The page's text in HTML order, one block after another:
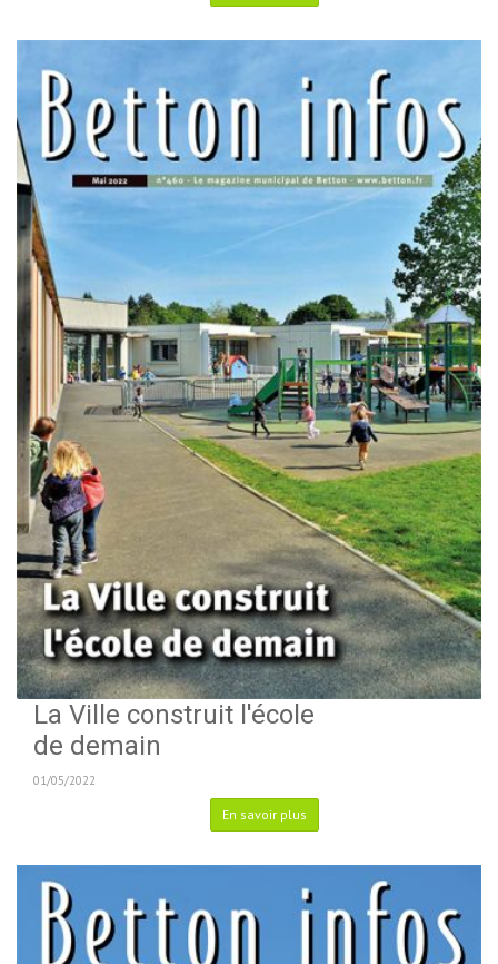
La Ville construit l'école
de demain
01/05/2022
En savoir plus